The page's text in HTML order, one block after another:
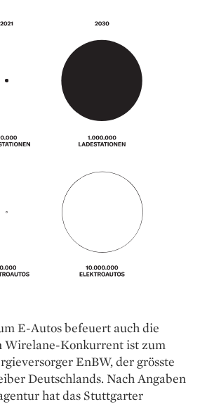
E-Autos befeuert auch die
Wirelane-Konkurrent ist zum
EnBW, der grösste
Deutschlands. Nach Angaben
hat das Stuttgarter